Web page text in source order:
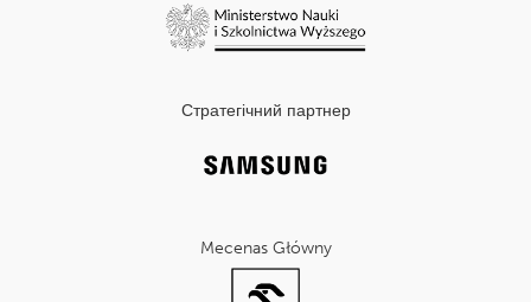
Стратегічний партнер
Mecenas Główny